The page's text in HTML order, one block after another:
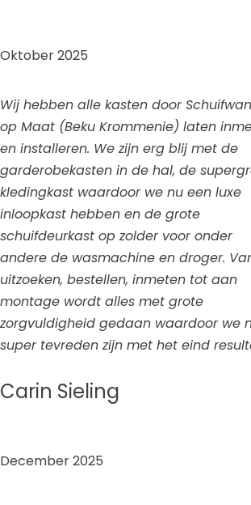
Oktober 2025
Wij hebben alle kasten door
op Maat (Beku Krommenie) laten
en installeren. We zijn erg blij met de
garderobekasten in de hal, de
kledingkast waardoor we nu een luxe
inloopkast hebben en de grote
schuifdeurkast op zolder voor onder
andere de wasmachine en droger.
uitzoeken, bestellen, inmeten tot aan
montage wordt alles met grote
zorgvuldigheid gedaan waardoor we
super tevreden zijn met het eind
Carin Sieling
December 2025